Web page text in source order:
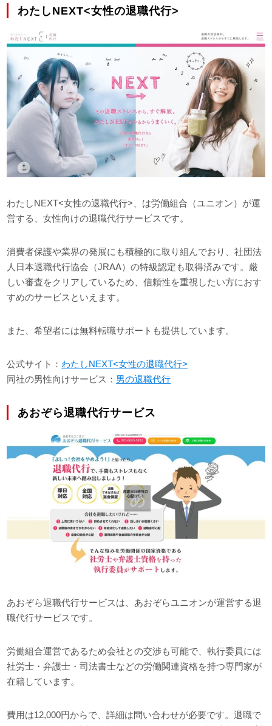
わたしNEXT<女性の退職代行>
わたしNEXT<女性の退職代行>、は労働組合（ユニオン）が運
営する、女性向けの退職代行サービスです。
消費者保護や業界の発展にも積極的に取り組んでおり、社団法
人日本退職代行協会（JRAA）の特級認定も取得済みです。厳
しい審査をクリアしているため、信頼性を重視したい方におす
すめのサービスといえます。
また、希望者には無料転職サポートも提供しています。
公式サイト： わたしNEXT<女性の退職代行>
同社の男性向けサービス： 男の退職代行
あおぞら退職代行サービス
あおぞら退職代行サービスは、あおぞらユニオンが運営する退
職代行サービスです。
労働組合運営であるため会社との交渉も可能で、執行委員には
社労士・弁護士・司法書士などの労働関連資格を持つ専門家が
在籍しています。
費用は12,000円からで、詳細は問い合わせが必要です。退職で